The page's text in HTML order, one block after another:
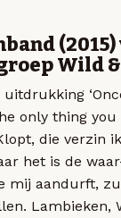
Wild
uitdrukking
only thing you
die verzin
het is de
mij aandurft,
Lambieken,